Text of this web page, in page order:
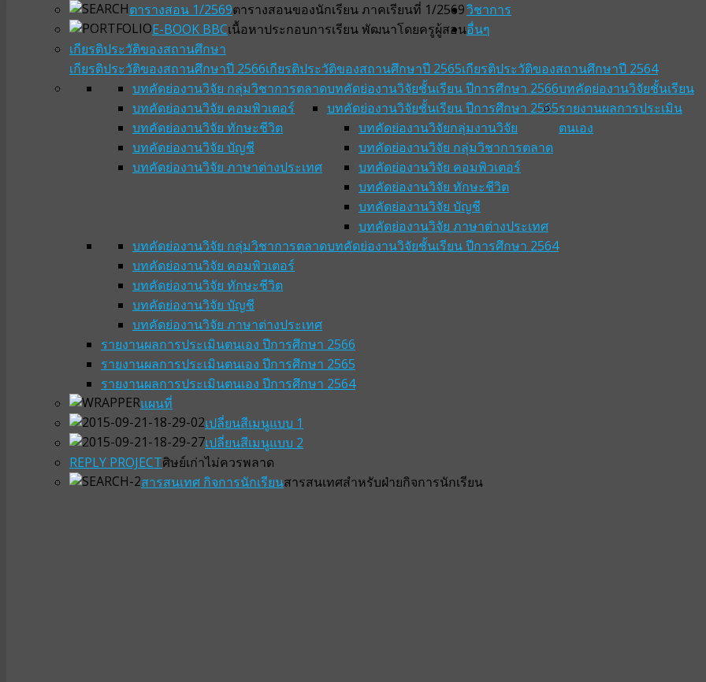
ตารางสอน 1/2569ตารางสอนของนักเรียน ภาคเรียนที่ 1/2569
E-BOOK BBCเนื้อหาประกอบการเรียน พัฒนาโดยครูผู้สอน
เกียรติประวัติของสถานศึกษา
เกียรติประวัติของสถานศึกษาปี 2566เกียรติประวัติของสถานศึกษาปี 2565เกียรติประวัติของสถานศึกษาปี 2564
บทคัดย่องานวิจัยชั้นเรียน
บทคัดย่องานวิจัยชั้นเรียน ปีการศึกษา 2566
บทคัดย่องานวิจัย กลุ่มวิชาการตลาด
บทคัดย่องานวิจัย คอมพิวเตอร์
บทคัดย่องานวิจัย ทักษะชีวิต
บทคัดย่องานวิจัย บัญชี
บทคัดย่องานวิจัย ภาษาต่างประเทศ
บทคัดย่องานวิจัยชั้นเรียน ปีการศึกษา 2565
บทคัดย่องานวิจัยกลุ่มงานวิจัย
บทคัดย่องานวิจัย กลุ่มวิชาการตลาด
บทคัดย่องานวิจัย คอมพิวเตอร์
บทคัดย่องานวิจัย ทักษะชีวิต
บทคัดย่องานวิจัย บัญชี
บทคัดย่องานวิจัย ภาษาต่างประเทศ
บทคัดย่องานวิจัยชั้นเรียน ปีการศึกษา 2564
บทคัดย่องานวิจัย กลุ่มวิชาการตลาด
บทคัดย่องานวิจัย คอมพิวเตอร์
บทคัดย่องานวิจัย ทักษะชีวิต
บทคัดย่องานวิจัย บัญชี
บทคัดย่องานวิจัย ภาษาต่างประเทศ
รายงานผลการประเมิน
ตนเอง
รายงานผลการประเมินตนเอง ปีการศึกษา 2566
รายงานผลการประเมินตนเอง ปีการศึกษา 2565
รายงานผลการประเมินตนเอง ปีการศึกษา 2564
วิชาการ
อื่นๆ
แผนที่
เปลี่ยนสีเมนูแบบ 1
เปลี่ยนสีเมนูแบบ 2
REPLY PROJECTศิษย์เก่าไม่ควรพลาด
สารสนเทศ กิจการนักเรียนสารสนเทศสำหรับฝ่ายกิจการนักเรียน